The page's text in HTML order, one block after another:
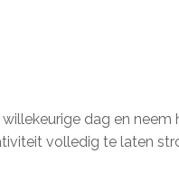
dag en neem
volledig te laten